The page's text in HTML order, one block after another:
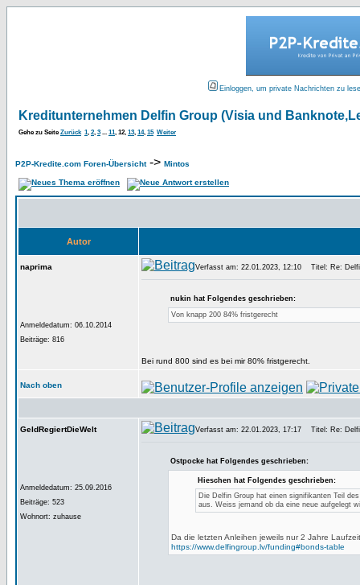
Einloggen, um private Nachrichten zu
Kreditunternehmen Delfin Group (Visia und
Gehe zu SeiteZurück 1, 2, 3 ... 11, 12, 13, 14, 15 Weiter
P2P-Kredite.com Foren-Übersicht-> Mintos
Autor
naprima
Anmeldedatum: 06.10.2014
Beiträge: 816
Verfasst am: 22.01.2023, 12:10 Titel: Re:
nukin hat Folgendes geschrieben:
Von knapp 200 84% fristgerecht
Bei rund 800 sind es bei mir 80% fristgerecht.
Nach oben
GeldRegiertDieWelt
Anmeldedatum: 25.09.2016
Beiträge: 523
Wohnort: zuhause
Verfasst am: 22.01.2023, 17:17 Titel: Re:
Ostpocke hat Folgendes geschrieben:
Hieschen hat Folgendes geschrieben:
Die Delfin Group hat einen signifikanten Teil
aus. Weiss jemand ob da eine neue aufgelegt
Da die letzten Anleihen jeweils nur 2 Jahre
https://www.delfingroup.lv/funding#bonds-table